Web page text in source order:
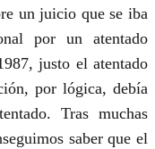
un juicio que se iba
por un atentado
justo el atentado
por lógica, debía
Tras muchas
saber que el